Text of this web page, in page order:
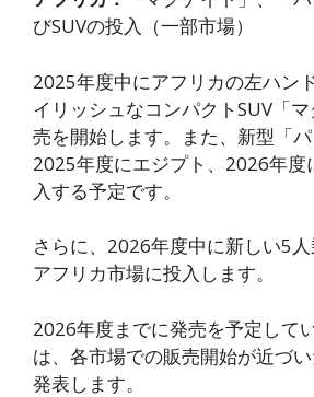
びSUVの投入（一部市場）
2025年度中にアフリカの左ハン
イリッシュなコンパクトSUV「
売を開始します。また、新型「
2025年度にエジプト、2026年度
入する予定です。
さらに、2026年度中に新しい5
アフリカ市場に投入します。
2026年度までに発売を予定して
は、各市場での販売開始が近づ
発表します。